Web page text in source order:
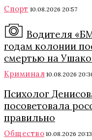
Спорт 10.08.2026 20:57
Водителя
годам колонии
смертью на
Криминал 10.08.2026
Психолог
посоветовала
правильно
Общество 10.08.2026 20:13